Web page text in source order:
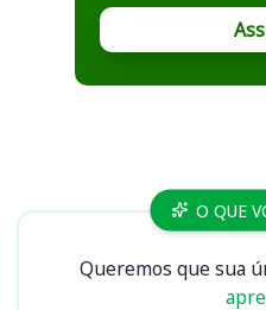
Cursos O QUE
Queremos que sua